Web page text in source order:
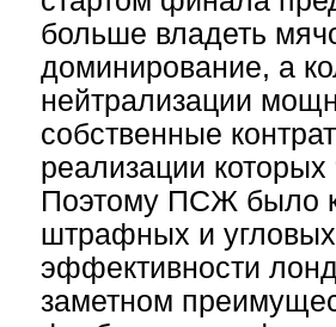
больше владеть
доминирование, а
нейтрализации
собственные
реализации
Поэтому ПСЖ было
штрафных и угловых
эффективности
заметном